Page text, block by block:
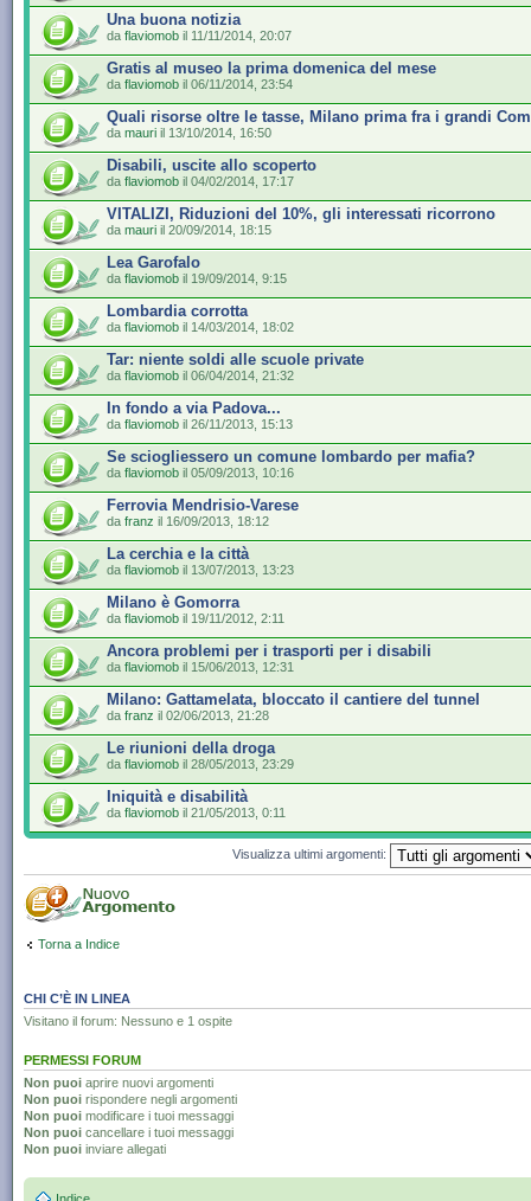
Una buona notizia
da flaviomob il 11/11/2014, 20:07
Gratis al museo la prima domenica del mese
da flaviomob il 06/11/2014, 23:54
Quali risorse oltre le tasse, Milano prima fra i grandi
da mauri il 13/10/2014, 16:50
Disabili, uscite allo scoperto
da flaviomob il 04/02/2014, 17:17
VITALIZI, Riduzioni del 10%, gli interessati ricorrono
da mauri il 20/09/2014, 18:15
Lea Garofalo
da flaviomob il 19/09/2014, 9:15
Lombardia corrotta
da flaviomob il 14/03/2014, 18:02
Tar: niente soldi alle scuole private
da flaviomob il 06/04/2014, 21:32
In fondo a via Padova...
da flaviomob il 26/11/2013, 15:13
Se sciogliessero un comune lombardo per mafia?
da flaviomob il 05/09/2013, 10:16
Ferrovia Mendrisio-Varese
da franz il 16/09/2013, 18:12
La cerchia e la città
da flaviomob il 13/07/2013, 13:23
Milano è Gomorra
da flaviomob il 19/11/2012, 2:11
Ancora problemi per i trasporti per i disabili
da flaviomob il 15/06/2013, 12:31
Milano: Gattamelata, bloccato il cantiere del tunnel
da franz il 02/06/2013, 21:28
Le riunioni della droga
da flaviomob il 28/05/2013, 23:29
Iniquità e disabilità
da flaviomob il 21/05/2013, 0:11
Visualizza ultimi argomenti:
Torna a Indice
CHI C’È IN LINEA
Visitano il forum: Nessuno e 1 ospite
PERMESSI FORUM
Non puoi aprire nuovi argomenti
Non puoi rispondere negli argomenti
Non puoi modificare i tuoi messaggi
Non puoi cancellare i tuoi messaggi
Non puoi inviare allegati
Indice